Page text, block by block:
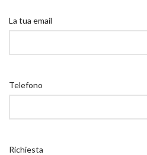
La tua email
Telefono
Richiesta